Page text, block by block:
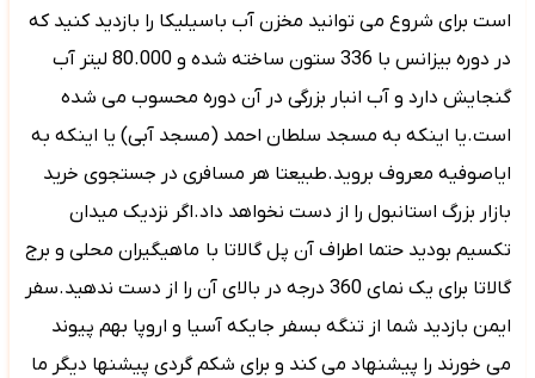
است برای شروع می توانید مخزن آب باسیلیکا را بازدید کنید که
در دوره بیزانس با 336 ستون ساخته شده و 80.000 لیتر آب
گنجایش دارد و آب انبار بزرگی در آن دوره محسوب می شده
است.یا اینکه به مسجد سلطان احمد (مسجد آبی) یا اینکه به
ایاصوفیه معروف بروید.طبیعتا هر مسافری در جستجوی خرید
بازار بزرگ استانبول را از دست نخواهد داد.اگر نزدیک میدان
تکسیم بودید حتما اطراف آن پل گالاتا باماهیگیران محلی و برج
گالاتا برای یک نمای 360 درجه در بالای آن را از دست ندهید.سفر
ایمن بازدید شما از تنگه بسفر جایکه آسیا و اروپا بهم پیوند
می خورند را پیشنهاد می کند و برای شکم گردی پیشنها دیگر ما